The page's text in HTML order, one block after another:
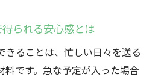
られる安心感とは
きることは、忙しい日々を送る
料です。急な予定が入った場合